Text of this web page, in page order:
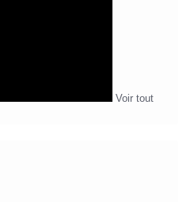
Voir tout